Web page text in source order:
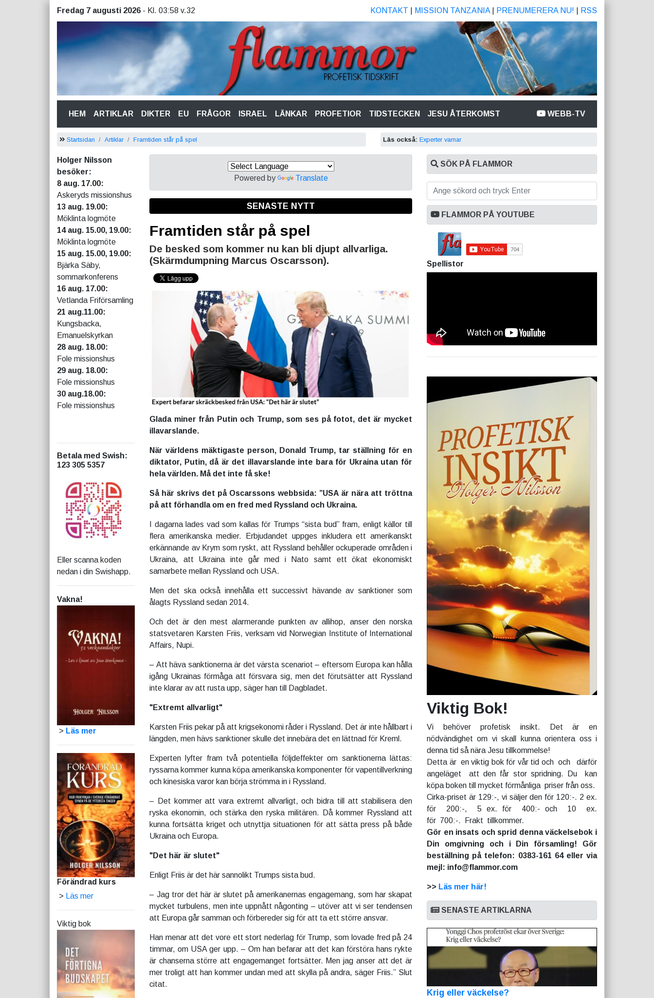
Fredag 7 augusti 2026 - Kl. 03:58 v.32 KONTAKT MISSION TANZANIA| PRENUMERERA NU! RSS
HEM(CURRENT)
ARTIKLAR DIKTER EU FRÅGOR ISRAEL LÄNKAR PROFETIOR TIDSTECKEN JESU ÅTERKOMST WEBB-TV
Startsidan Artiklar Framtiden står på spel Läs också: Experter varnar
Holger Nilsson
besöker:
8 aug. 17.00:
Askeryds missionshus
13 aug. 19.00:
Möklinta logmöte
14 aug. 15.00, 19.00:
Möklinta logmöte
15 aug. 15.00, 19.00:
Bjärka Säby,
sommarkonferens
16 aug. 17.00:
Vetlanda Friförsamling
21 aug.11.00:
Kungsbacka,
Emanuelskyrkan
28 aug. 18.00:
Fole missionshus
29 aug. 18.00:
Fole missionshus
30 aug.18.00:
Fole missionshus
Betala med Swish:
123 305 5357
Eller scanna koden
nedan i din Swishapp.
Vakna!
> Läs mer
Förändrad kurs
> Läs mer
Viktig bok
Powered by Translate
SENASTE NYTT
Framtiden står på spel
De besked som kommer nu kan bli djupt allvarliga.
(Skärmdumpning Marcus Oscarsson).
Glada miner från Putin och Trump, som ses på fotot, det är mycket
illavarslande.
När världens mäktigaste person, Donald Trump, tar ställning för en
diktator, Putin, då är det illavarslande inte bara för Ukraina utan för
hela världen. Må det inte få ske!
Så här skrivs det på Oscarssons webbsida: ”USA är nära att tröttna
på att förhandla om en fred med Ryssland och Ukraina.
I dagarna lades vad som kallas för Trumps “sista bud” fram, enligt källor till
flera amerikanska medier. Erbjudandet uppges inkludera ett amerikanskt
erkännande av Krym som ryskt, att Ryssland behåller ockuperade områden i
Ukraina, att Ukraina inte går med i Nato samt ett ökat ekonomiskt
samarbete mellan Ryssland och USA.
Men det ska också innehålla ett successivt hävande av sanktioner som
ålagts Ryssland sedan 2014.
Och det är den mest alarmerande punkten av allihop, anser den norska
statsvetaren Karsten Friis, verksam vid Norwegian Institute of International
Affairs, Nupi.
– Att häva sanktionerna är det värsta scenariot – eftersom Europa kan hålla
igång Ukrainas förmåga att försvara sig, men det förutsätter att Ryssland
inte klarar av att rusta upp, säger han till Dagbladet.
"Extremt allvarligt"
Karsten Friis pekar på att krigsekonomi råder i Ryssland. Det är inte hållbart i
längden, men hävs sanktioner skulle det innebära det en lättnad för Kreml.
Experten lyfter fram två potentiella följdeffekter om sanktionerna lättas:
ryssarna kommer kunna köpa amerikanska komponenter för vapentillverkning
och kinesiska varor kan börja strömma in i Ryssland.
– Det kommer att vara extremt allvarligt, och bidra till att stabilisera den
ryska ekonomin, och stärka den ryska militären. Då kommer Ryssland att
kunna fortsätta kriget och utnyttja situationen för att sätta press på både
Ukraina och Europa.
"Det här är slutet"
Enligt Friis är det här sannolikt Trumps sista bud.
– Jag tror det här är slutet på amerikanernas engagemang, som har skapat
mycket turbulens, men inte uppnått någonting – utöver att vi ser tendensen
att Europa går samman och förbereder sig för att ta ett större ansvar.
Han menar att det vore ett stort nederlag för Trump, som lovade fred på 24
timmar, om USA ger upp. – Om han befarar att det kan förstöra hans rykte
är chanserna större att engagemanget fortsätter. Men jag anser att det är
mer troligt att han kommer undan med att skylla på andra, säger Friis.” Slut
citat.
SÖK PÅ FLAMMOR
FLAMMOR PÅ YOUTUBE
Spellistor
Viktig Bok!
Vi behöver profetisk insikt. Det är en
nödvändighet om vi skall kunna orientera oss i
denna tid så nära Jesu tillkommelse!
Detta är en viktig bok för vår tid och och därför
angeläget att den får stor spridning. Du kan
köpa boken till mycket förmånliga priser från oss.
Cirka-priset är 129:-, vi säljer den för 120:-. 2 ex.
för 200:-, 5 ex. för 400:- och 10 ex.
för 700:-. Frakt tillkommer.
Gör en insats och sprid denna väckelsebok i
Din omgivning och i Din församling! Gör
beställning på telefon: 0383-161 64 eller via
mejl: info@flammor.com
>> Läs mer här!
SENASTE ARTIKLARNA
Krig eller väckelse?